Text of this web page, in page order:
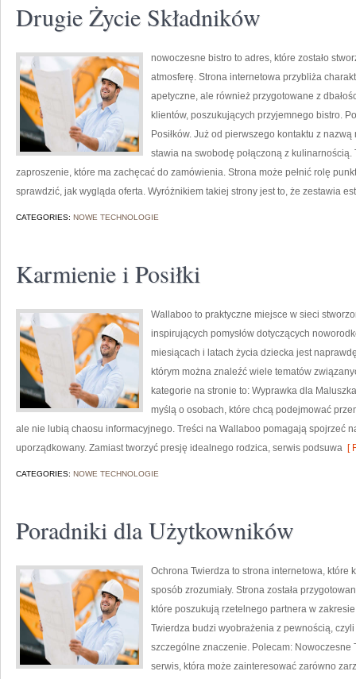
Drugie Życie Składników
nowoczesne bistro to adres, które zostało
atmosferę. Strona internetowa przybliża
apetyczne, ale również przygotowane z
klientów, poszukujących przyjemnego bistro.
Posiłków. Już od pierwszego kontaktu z
stawia na swobodę połączoną z
zaproszenie, które ma zachęcać do zamówienia. Strona może pełnić rolę
sprawdzić, jak wygląda oferta. Wyróżnikiem takiej strony jest to, że zestawia
CATEGORIES: NOWE TECHNOLOGIE
Karmienie i Posiłki
Wallaboo to praktyczne miejsce w sieci
inspirujących pomysłów dotyczących
miesiącach i latach życia dziecka jest
którym można znaleźć wiele tematów
kategorie na stronie to: Wyprawka dla
myślą o osobach, które chcą podejmować
ale nie lubią chaosu informacyjnego. Treści na Wallaboo pomagają spojrzeć
uporządkowany. Zamiast tworzyć presję idealnego rodzica, serwis podsuwa [
CATEGORIES: NOWE TECHNOLOGIE
Poradniki dla Użytkowników
Ochrona Twierdza to strona internetowa,
sposób zrozumiały. Strona została
które poszukują rzetelnego partnera w
Twierdza budzi wyobrażenia z pewnością,
szczególne znaczenie. Polecam:
serwis, która może zainteresować zarówno